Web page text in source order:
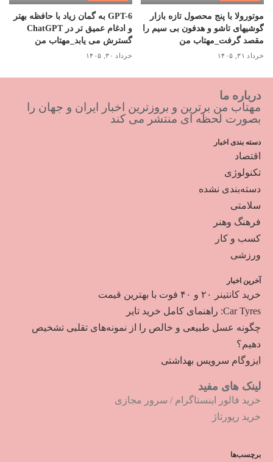
موتورولا با پنج محصول تازه بازار
گوشیهای تاشو و هدفون بی سیم را
مقصد گرفت_مهتاب من
خرداد ۳۱, ۱۴۰۵
GPT-6 به گمان زیاد با حافظه بهتر
و ادغام عمیق تر در ChatGPT
گسترش می یابد_مهتاب من
خرداد ۳۰, ۱۴۰۵
درباره ما
مهتاب من برترین و بروزترین اخبار ایران و جهان را
بصورت لحظه ای منتشر می کند
دسته بندی اخبار
اقتصاد
تکنولوژی
دسته‌بندی نشده
سلامتی
فرهنگ وهنر
کسب و کار
ورزشی
آخرین اخبار
خرید کانتینر ۲۰ و ۴۰ فوت با بهترین قیمت
Car Tyres: راهنمای کامل خرید تایر
چگونه عسل طبیعی و خالص را از نمونه‌های تقلبی تشخیص
دهیم؟
ایزوگام سرویس بهداشتی
لینک های مفید
خرید فالور اینستاگرام / سرور مجازی
خرید رپورتاژ
برچسب‌ها